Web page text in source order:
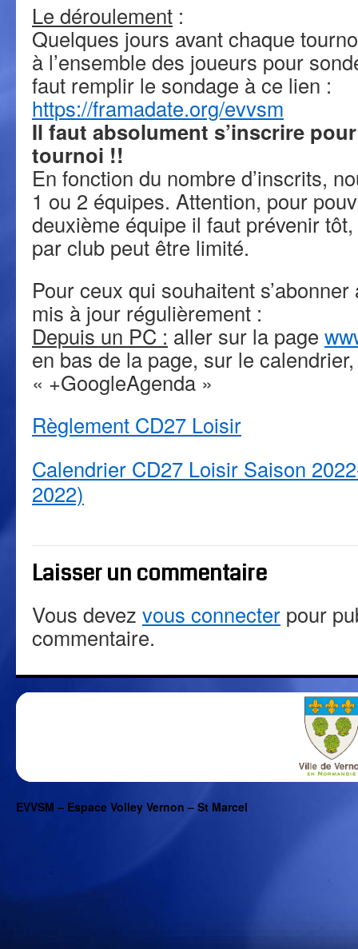
Le déroulement :
Quelques jours avant chaque
à l’ensemble des joueurs pour
faut remplir le sondage à ce lien :
https://framadate.org/evvsm
Il faut absolument s’inscrire
tournoi !!
En fonction du nombre d’inscrits,
1 ou 2 équipes. Attention, pour
deuxième équipe il faut prévenir
par club peut être limité.
Pour ceux qui souhaitent
mis à jour régulièrement :
Depuis un PC : aller sur la page
en bas de la page, sur le
« +GoogleAgenda »
Règlement CD27 Loisir
Calendrier CD27 Loisir Saison
2022)
Laisser un commentaire
Vous devez vous connecter pour
commentaire.
EVVSM – Espace Volley Vernon – St Marcel